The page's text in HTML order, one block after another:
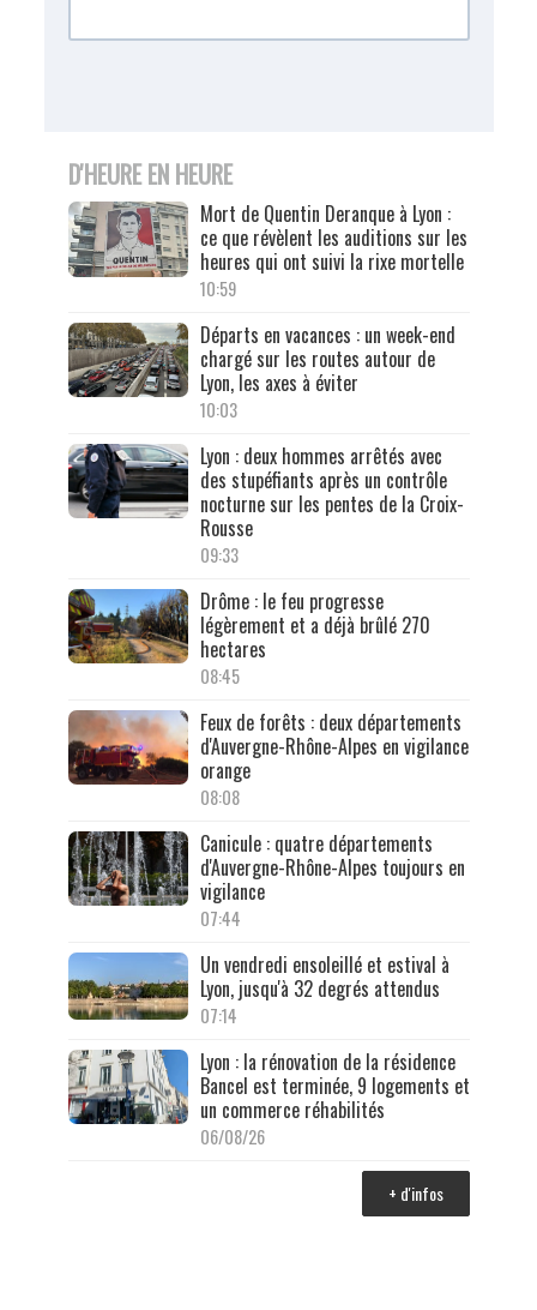
D'HEURE EN HEURE
Mort de Quentin Deranque à Lyon :
ce que révèlent les auditions sur les
heures qui ont suivi la rixe mortelle
10:59
Départs en vacances : un week-end
chargé sur les routes autour de
Lyon, les axes à éviter
10:03
Lyon : deux hommes arrêtés avec
des stupéfiants après un contrôle
nocturne sur les pentes de la Croix-
Rousse
09:33
Drôme : le feu progresse
légèrement et a déjà brûlé 270
hectares
08:45
Feux de forêts : deux départements
d'Auvergne-Rhône-Alpes en vigilance
orange
08:08
Canicule : quatre départements
d'Auvergne-Rhône-Alpes toujours en
vigilance
07:44
Un vendredi ensoleillé et estival à
Lyon, jusqu'à 32 degrés attendus
07:14
Lyon : la rénovation de la résidence
Bancel est terminée, 9 logements et
un commerce réhabilités
06/08/26
+ d'infos